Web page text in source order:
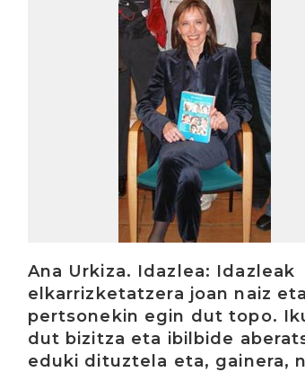
Ana Urkiza. Idazlea: Idazleak
elkarrizketatzera joan naiz eta
pertsonekin egin dut topo.
dut bizitza eta ibilbide
eduki dituztela eta, gainera,